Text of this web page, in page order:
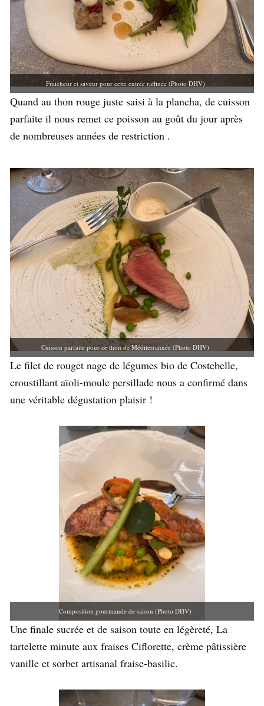
Fraicheur et saveur pour cette entrée raffinée (Photo DHV)
Quand au thon rouge juste saisi à la plancha, de cuisson
parfaite il nous remet ce poisson au goût du jour après
de nombreuses années de restriction .
Cuisson parfaite pour ce thon de Méditerrannée (Photo DHV)
Le filet de rouget nage de légumes bio de Costebelle,
croustillant aïoli-moule persillade nous a confirmé dans
une véritable dégustation plaisir !
Composition gourmande de saison (Photo DHV)
Une finale sucrée et de saison toute en légèreté, La
tartelette minute aux fraises Ciflorette, crème pâtissière
vanille et sorbet artisanal fraise-basilic.